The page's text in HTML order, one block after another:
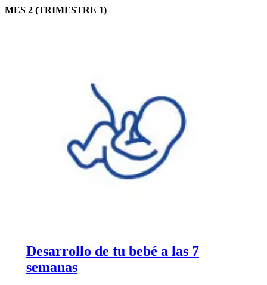
MES 2 (TRIMESTRE 1)
Desarrollo de tu bebé a las 7
semanas